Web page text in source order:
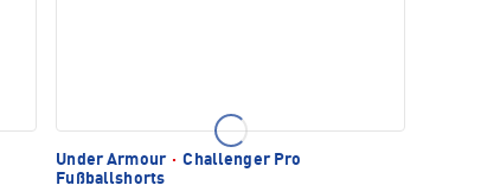
Under Armour · Challenger Pro
Fußballshorts